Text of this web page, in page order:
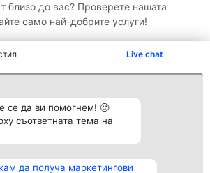
Live chat
се да ви помогнем! 🙂
съответната тема на
да получа маркетингови
близо до вас? Проверете нашата
само най-добрите услуги!
Класация Контакти